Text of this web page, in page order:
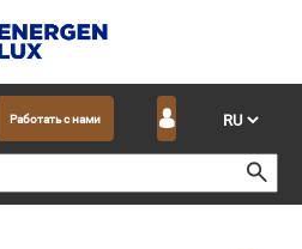
Работать с нами